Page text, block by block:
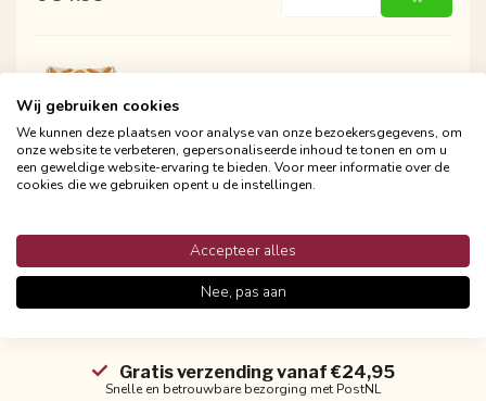
Sierkussen June Boho Terra | 45 x 45
€ 34.95Incl. btw - +
Gratis verzending vanaf €24,95
Snelle en betrouwbare bezorging met PostNL
Wij gebruiken cookies
We kunnen deze plaatsen voor analyse van onze bezoekersgegevens, om
onze website te verbeteren, gepersonaliseerde inhoud te tonen en om u
een geweldige website-ervaring te bieden. Voor meer informatie over de
cookies die we gebruiken opent u de instellingen.
Accepteer alles
Nee, pas aan